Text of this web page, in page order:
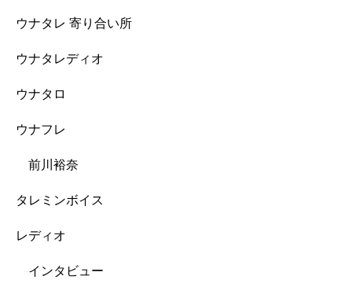
ウナタレ 寄り合い所
ウナタレディオ
ウナタロ
ウナフレ
前川裕奈
タレミンボイス
レディオ
インタビュー